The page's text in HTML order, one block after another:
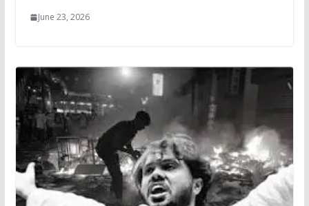
June 23, 2026